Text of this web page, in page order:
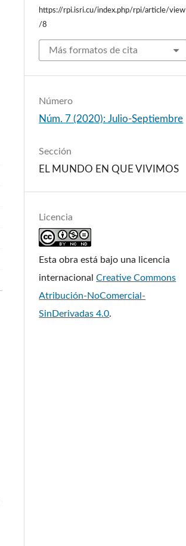
https://rpi.isri.cu/index.php/rpi/article/view
/8
Más formatos de cita
Número
Núm. 7 (2020): Julio-Septiembre
Sección
EL MUNDO EN QUE VIVIMOS
Licencia
Esta obra está bajo una licencia
internacionalCreative Commons
Atribución-NoComercial-
SinDerivadas 4.0.